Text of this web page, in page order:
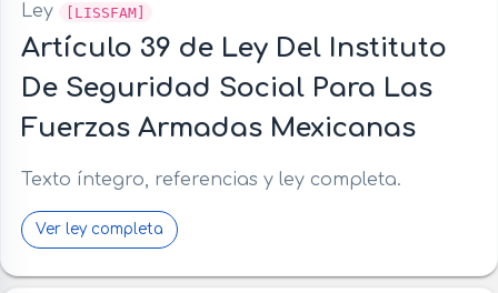
Ley [LISSFAM]
Artículo 39 de Ley Del Instituto
De Seguridad Social Para Las
Fuerzas Armadas Mexicanas
Texto íntegro, referencias y ley completa.
Ver ley completa